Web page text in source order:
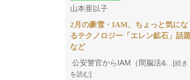
山本亜以子
2月の豪雪・IAM、ちょっと気にな
るテクノロジー「エレン鉱石」話題
など
公安警官からIAM（間脳活&…[続き
を読む]